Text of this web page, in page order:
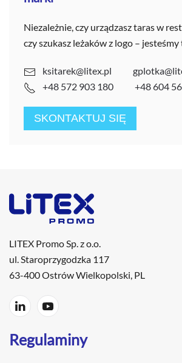
Niezależnie, czy urządzasz taras w
czy szukasz leżaków z logo –
ksitarek@litex.pl
+48 572 903 180
+48 604
SKONTAKTUJ SIĘ
LITEX Promo Sp. z o.o.
ul. Staroprzygodzka 117
63-400 Ostrów Wielkopolski, PL
Regulaminy